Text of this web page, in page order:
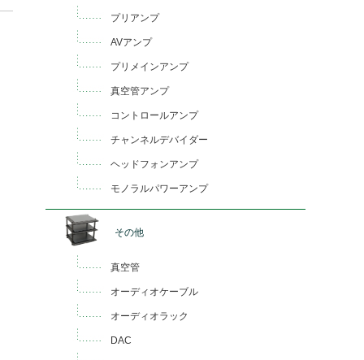
プリアンプ
AVアンプ
プリメインアンプ
真空管アンプ
コントロールアンプ
チャンネルデバイダー
ヘッドフォンアンプ
モノラルパワーアンプ
その他
真空管
オーディオケーブル
オーディオラック
DAC